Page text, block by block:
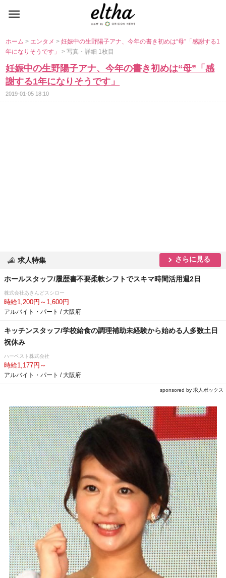
ホーム> エンタメ>妊娠中の生野陽子アナ、今年の書き初めは“母”「感謝する1
年になりそうです」> 写真・詳細 1枚目
妊娠中の生野陽子アナ、今年の書き初めは“母”「感
謝する1年になりそうです」
2019-01-05 18:10
求人特集 さらに見る
ホールスタッフ/履歴書不要柔軟シフトでスキマ時間活用週2日
株式会社あきんどスシロー
時給1,200円～1,600円
アルバイト・パート / 大阪府
キッチンスタッフ/学校給食の調理補助未経験から始める人多数土日
祝休み
ハーベスト株式会社
時給1,177円～
アルバイト・パート / 大阪府
sponsored by 求人ボックス